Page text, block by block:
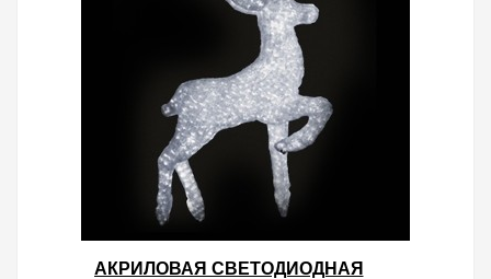
АКРИЛОВАЯ СВЕТОДИОДНАЯ